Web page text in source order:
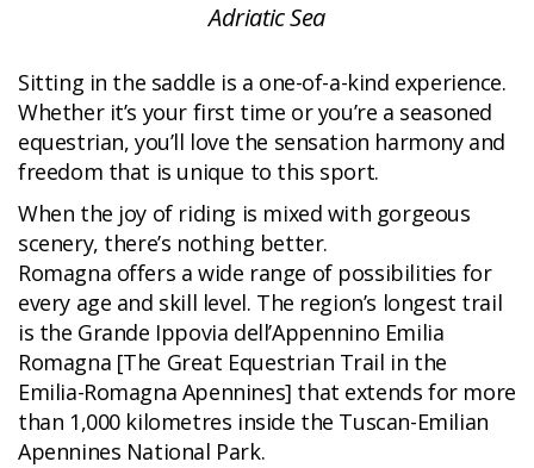
Adriatic Sea
Sitting in the saddle is a one-of-a-kind experience.
Whether it’s your first time or you’re a seasoned
equestrian, you’ll love the sensation harmony and
freedom that is unique to this sport.
When the joy of riding is mixed with gorgeous
scenery, there’s nothing better.
Romagna offers a wide range of possibilities for
every age and skill level. The region’s longest trail
is the Grande Ippovia dell’Appennino Emilia
Romagna [The Great Equestrian Trail in the
Emilia-Romagna Apennines] that extends for more
than 1,000 kilometres inside the Tuscan-Emilian
Apennines National Park.